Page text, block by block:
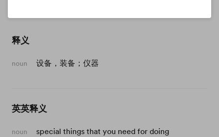
释义
noun 设备，装备；仪器
英英释义
noun
special things that you need for doing